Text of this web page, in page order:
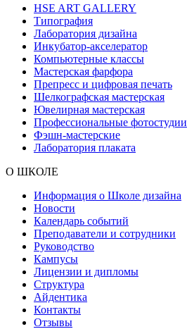
HSE ART GALLERY
Типография
Лаборатория дизайна
Инкубатор-акселератор
Компьютерные классы
Мастерская фарфора
Препресс и цифровая печать
Шелкографская мастерская
Ювелирная мастерская
Профессиональные фотостудии
Фэшн-мастерские
Лаборатория плаката
О ШКОЛЕ
Информация о Школе дизайна
Новости
Календарь событий
Преподаватели и сотрудники
Руководство
Кампусы
Лицензии и дипломы
Структура
Айдентика
Контакты
Отзывы